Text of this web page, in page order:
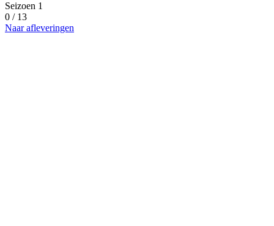
Seizoen 1
0 / 13
Naar afleveringen